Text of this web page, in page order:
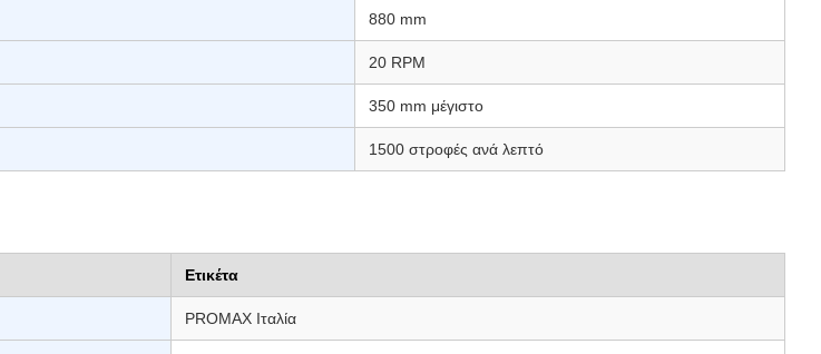
880 mm
20 RPM
350 mm μέγιστο
1500 στροφές ανά λεπτό
Ετικέτα
PROMAX Ιταλία